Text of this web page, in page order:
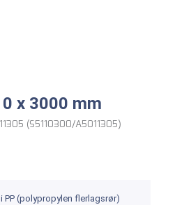
x 3000 mm
(S5110300/A5011305)
(polypropylen flerlagsrør)